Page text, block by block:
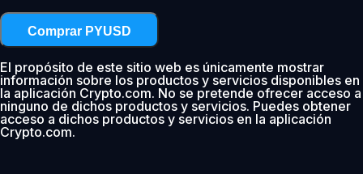
Comprar PYUSD
El propósito de este sitio web es únicamente mostrar
información sobre los productos y servicios disponibles en
la aplicación Crypto.com. No se pretende ofrecer acceso a
ninguno de dichos productos y servicios. Puedes obtener
acceso a dichos productos y servicios en la aplicación
Crypto.com.